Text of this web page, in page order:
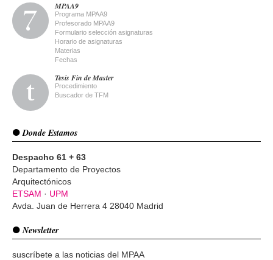
MPAA9
Programa MPAA9
Profesorado MPAA9
Formulario selección asignaturas
Horario de asignaturas
Materias
Fechas
Tesis Fin de Master
Procedimiento
Buscador de TFM
Donde Estamos
Despacho 61 + 63
Departamento de Proyectos
Arquitectónicos
ETSAM · UPM
Avda. Juan de Herrera 4 28040 Madrid
Newsletter
suscríbete a las noticias del MPAA